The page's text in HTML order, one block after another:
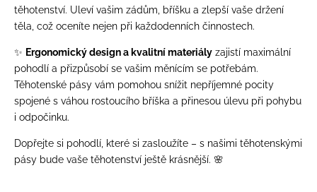
těhotenství. Uleví vašim zádům, bříšku a zlepší vaše držení
těla, což oceníte nejen při každodenních činnostech.
✨ Ergonomický design a kvalitní materiály zajistí maximální
pohodlí a přizpůsobí se vašim měnícím se potřebám.
Těhotenské pásy vám pomohou snížit nepříjemné pocity
spojené s váhou rostoucího bříška a přinesou úlevu při pohybu
i odpočinku.
Dopřejte si pohodlí, které si zasloužíte – s našimi těhotenskými
pásy bude vaše těhotenství ještě krásnější. 🌸